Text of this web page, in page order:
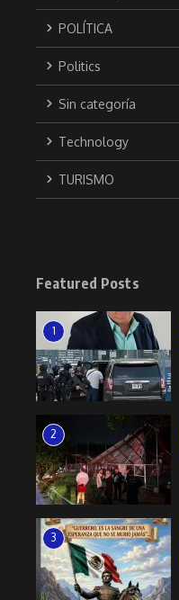
POLÍTICA
Politics
Sin categoría
Technology
TURISMO
Featured Posts
1
2
3